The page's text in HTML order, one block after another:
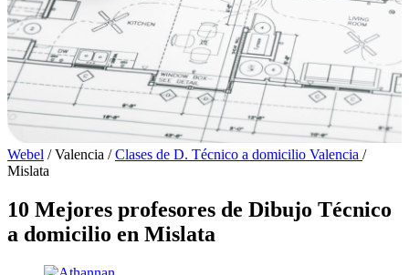
Webel / Valencia / Clases de D. Técnico a domicilio Valencia /
Mislata
10 Mejores profesores de Dibujo Técnico
a domicilio en Mislata